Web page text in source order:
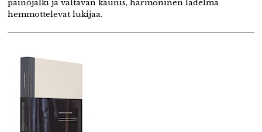
painojälki ja valtavan kaunis, harmoninen ladelma
hemmottelevat lukijaa.